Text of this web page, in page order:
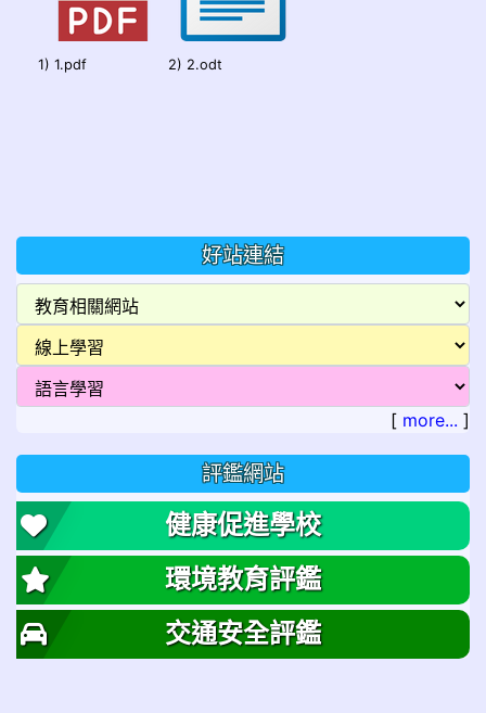
1) 1.pdf 2) 2.odt
好站連結
[ more... ]
評鑑網站
健康促進學校
環境教育評鑑
交通安全評鑑